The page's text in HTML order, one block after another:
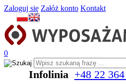
Zaloguj się Załóż konto Kontakt
0
Infolinia +48 22